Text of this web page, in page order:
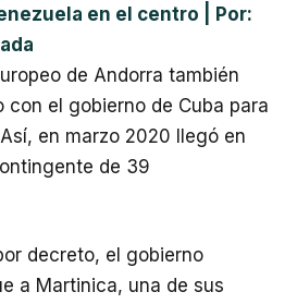
en el centro | Por:
de Andorra también
con el gobierno de Cuba para
en marzo 2020 llegó en
de 39
decreto, el gobierno
a Martinica, una de sus